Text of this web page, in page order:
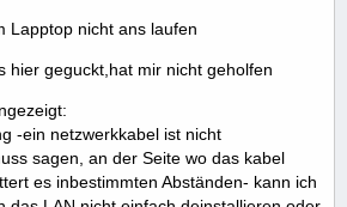
Lapptop nicht ans laufen
hier geguckt,hat mir nicht geholfen
-ein netzwerkkabel ist nicht
sagen, an der Seite wo das kabel
es inbestimmten Abständen- kann ich